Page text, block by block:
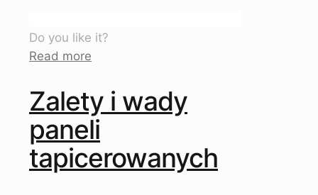
Do you like it?
Read more
Zalety i wady
paneli
tapicerowanych